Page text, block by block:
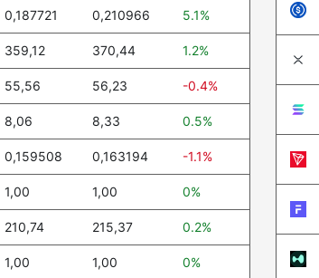
0,187721 0,210966 5.1%
359,12 370,44 1.2%
55,56 56,23 -0.4%
8,06 8,33 0.5%
0,159508 0,163194 -1.1%
1,00 1,00 0%
210,74 215,37 0.2%
1,00 1,00 0%